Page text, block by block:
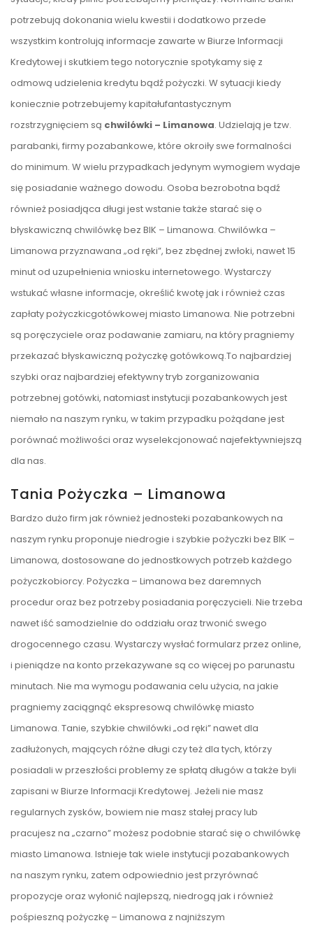
potrzebują dokonania wielu kwestii i dodatkowo przede
wszystkim kontrolują informacje zawarte w Biurze Informacji
Kredytowej i skutkiem tego notorycznie spotykamy się z
odmową udzielenia kredytu bądź pożyczki. W sytuacji kiedy
koniecznie potrzebujemy kapitałufantastycznym
rozstrzygnięciem są chwilówki – Limanowa. Udzielają je tzw.
parabanki, firmy pozabankowe, które okroiły swe formalności
do minimum. W wielu przypadkach jedynym wymogiem wydaje
się posiadanie ważnego dowodu. Osoba bezrobotna bądź
również posiadjąca długi jest wstanie także starać się o
błyskawiczną chwilówkę bez BIK – Limanowa. Chwilówka –
Limanowa przyznawana „od ręki”, bez zbędnej zwłoki, nawet 15
minut od uzupełnienia wniosku internetowego. Wystarczy
wstukać własne informacje, określić kwotę jak i również czas
zapłaty pożyczkicgotówkowej miasto Limanowa. Nie potrzebni
są poręczyciele oraz podawanie zamiaru, na który pragniemy
przekazać błyskawiczną pożyczkę gotówkową.To najbardziej
szybki oraz najbardziej efektywny tryb zorganizowania
potrzebnej gotówki, natomiast instytucji pozabankowych jest
niemało na naszym rynku, w takim przypadku pożądane jest
porównać możliwości oraz wyselekcjonować najefektywniejszą
dla nas.
Tania Pożyczka – Limanowa
Bardzo dużo firm jak również jednosteki pozabankowych na
naszym rynku proponuje niedrogie i szybkie pożyczki bez BIK –
Limanowa, dostosowane do jednostkowych potrzeb każdego
pożyczkobiorcy. Pożyczka – Limanowa bez daremnych
procedur oraz bez potrzeby posiadania poręczycieli. Nie trzeba
nawet iść samodzielnie do oddziału oraz trwonić swego
drogocennego czasu. Wystarczy wysłać formularz przez online,
i pieniądze na konto przekazywane są co więcej po parunastu
minutach. Nie ma wymogu podawania celu użycia, na jakie
pragniemy zaciągnąć ekspresową chwilówkę miasto
Limanowa. Tanie, szybkie chwilówki „od ręki” nawet dla
zadłużonych, mających różne długi czy też dla tych, którzy
posiadali w przeszłości problemy ze spłatą długów a także byli
zapisani w Biurze Informacji Kredytowej. Jeżeli nie masz
regularnych zysków, bowiem nie masz stałej pracy lub
pracujesz na „czarno” możesz podobnie starać się o chwilówkę
miasto Limanowa. Istnieje tak wiele instytucji pozabankowych
na naszym rynku, zatem odpowiednio jest przyrównać
propozycje oraz wyłonić najlepszą, niedrogą jak i również
pośpieszną pożyczkę – Limanowa z najniższym